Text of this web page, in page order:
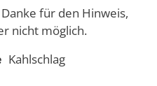
für den Hinweis,
nicht möglich.
Kahlschlag